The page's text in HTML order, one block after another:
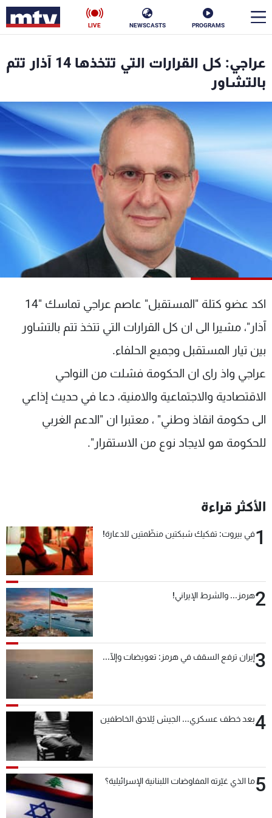
PROGRAMS
NEWSCASTS
LIVE
عراجي: كل القرارات التي تتخذها 14 آذار تتم
بالتشاور
اكد عضو كتلة "المستقبل" عاصم عراجي تماسك "14
آذار"، مشيرا الى ان كل القرارات التي تتخذ تتم بالتشاور
بين تيار المستقبل وجميع الحلفاء.
عراجي واذ راى ان الحكومة فشلت من النواحي
الاقتصادية والاجتماعية والامنية، دعا في حديث إذاعي
الى حكومة انقاذ وطني" ، معتبرا ان "الدعم الغربي
للحكومة هو لايجاد نوع من الاستقرار".
الأكثر قراءة
1في بيروت: تفكيك شبكتين منظّمتين للدعارة!
2هرمز... والشرط الإيراني!
3إيران ترفع السقف في هرمز: تعويضات وإلّا...
4بعد خطف عسكري... الجيش يُلاحق الخاطفين
5ما الذي غيّرته المفاوضات اللبنانية الإسرائيلية؟
الأخبار
ناس
إقتصاد
منوعات رياضة
كأس العالم
البرامج
جدول البرامج
الترددات
الإنـتـاج
لاعلاناتكم
تواصل معنا
شروط الإسـتخدام
سياسة الخصوصية